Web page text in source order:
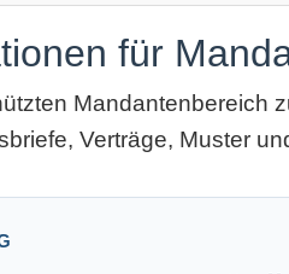
für
Mandantenbereich
Verträge, Muster